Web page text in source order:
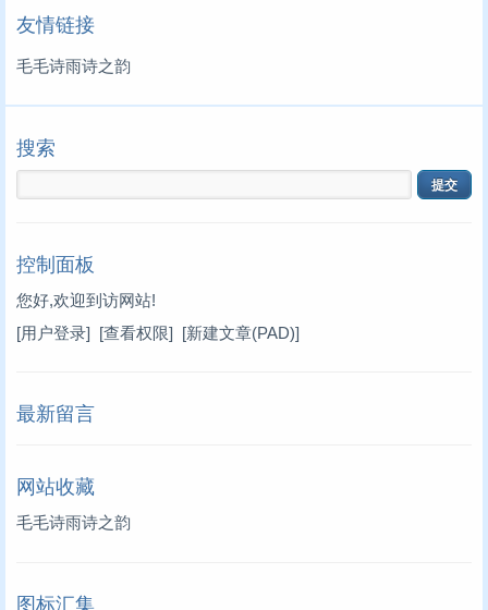
友情链接
毛毛诗雨诗之韵
搜索
控制面板
您好,欢迎到访网站!
[用户登录] [查看权限] [新建文章(PAD)]
最新留言
网站收藏
毛毛诗雨诗之韵
图标汇集